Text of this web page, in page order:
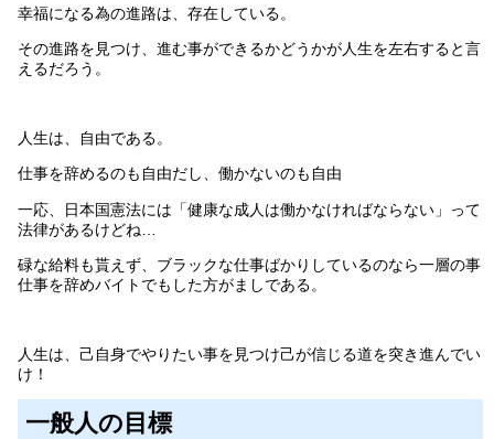
幸福になる為の進路は、存在している。
その進路を見つけ、進む事ができるかどうかが人生を左右すると言
えるだろう。
人生は、自由である。
仕事を辞めるのも自由だし、働かないのも自由
一応、日本国憲法には「健康な成人は働かなければならない」って
法律があるけどね…
碌な給料も貰えず、ブラックな仕事ばかりしているのなら一層の事
仕事を辞めバイトでもした方がましである。
人生は、己自身でやりたい事を見つけ己が信じる道を突き進んでい
け！
一般人の目標